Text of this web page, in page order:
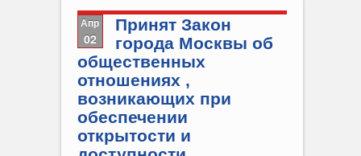
Апр
02
Принят Закон
города Москвы об
общественных
отношениях ,
возникающих при
обеспечении
открытости и